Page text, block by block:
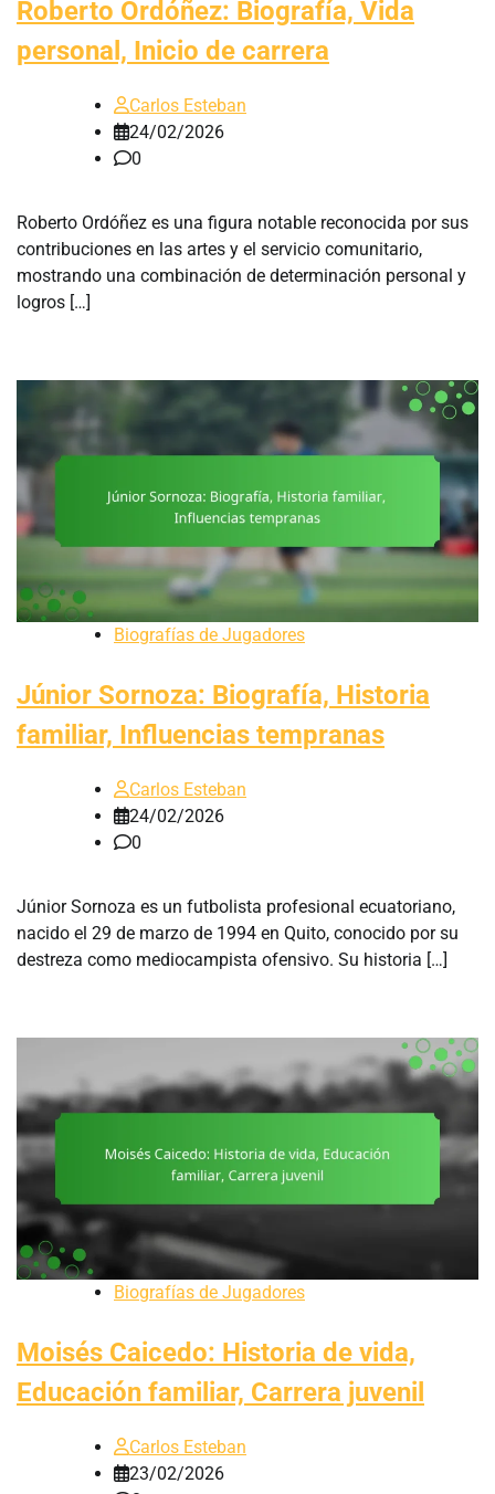
Roberto Ordóñez: Biografía, Vida
personal, Inicio de carrera
Carlos Esteban
24/02/2026
0
Roberto Ordóñez es una figura notable reconocida por sus
contribuciones en las artes y el servicio comunitario,
mostrando una combinación de determinación personal y
logros […]
Biografías de Jugadores
Júnior Sornoza: Biografía, Historia
familiar, Influencias tempranas
Carlos Esteban
24/02/2026
0
Júnior Sornoza es un futbolista profesional ecuatoriano,
nacido el 29 de marzo de 1994 en Quito, conocido por su
destreza como mediocampista ofensivo. Su historia […]
Biografías de Jugadores
Moisés Caicedo: Historia de vida,
Educación familiar, Carrera juvenil
Carlos Esteban
23/02/2026